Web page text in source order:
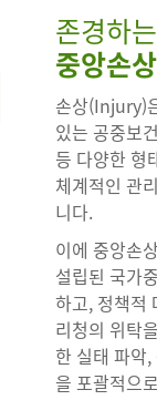
존경하
중앙손
손상(Injury)
있는 공중보
등 다양한 형
체계적인 관
니다.
이에 중앙손
설립된 국가
하고, 정책적
리청의 위탁
한 실태 파악
을 포괄적으